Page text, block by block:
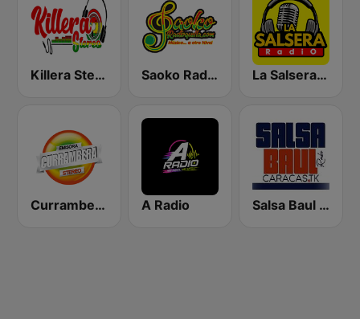
Killera Stereo Saoko Radio Quilla La Salsera Radio
Currambera Stereo A Radio Salsa Baul Caracas Salsisima